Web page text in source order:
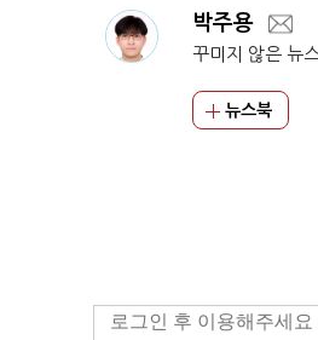
박주용
꾸미지 않은 뉴
뉴스북